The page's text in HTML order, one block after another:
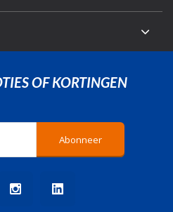
OF KORTINGEN
Abonneer